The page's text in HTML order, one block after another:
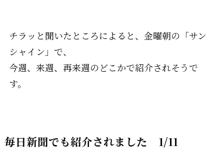
チラッと聞いたところによると、金曜朝の「サン
シャイン」で、
今週、来週、再来週のどこかで紹介されそうで
す。
毎日新聞でも紹介されました 1/11